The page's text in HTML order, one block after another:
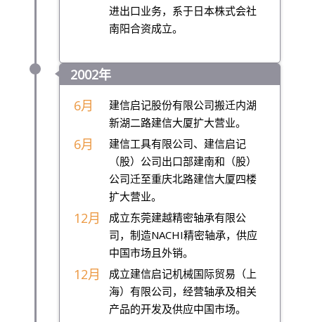
进出口业务，系于日本株式会社
南阳合资成立。
2002年
6月
建信启记股份有限公司搬迁内湖
新湖二路建信大厦扩大营业。
6月
建信工具有限公司、建信启记
（股）公司出口部建南和（股）
公司迁至重庆北路建信大厦四楼
扩大营业。
12月
成立东莞建越精密轴承有限公
司，制造NACHI精密轴承，供应
中国市场且外销。
12月
成立建信启记机械国际贸易（上
海）有限公司，经营轴承及相关
产品的开发及供应中国市场。